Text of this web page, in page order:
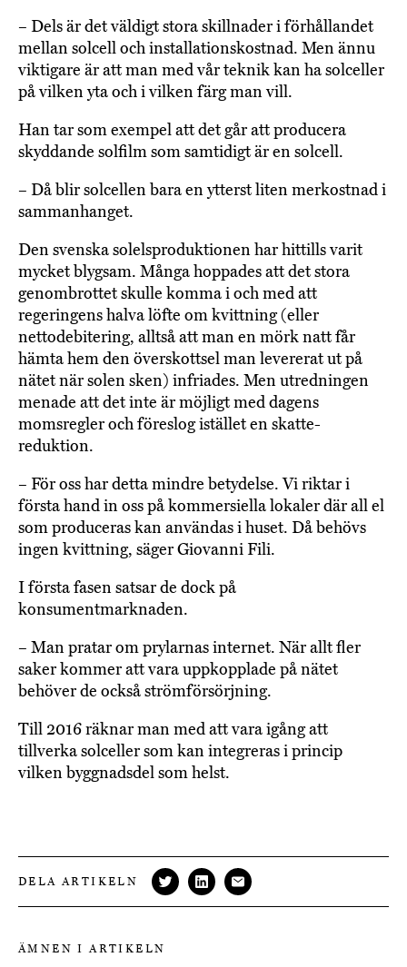
– Dels är det väldigt stora skillnader i förhållandet
mellan solcell och installationskostnad. Men ännu
viktigare är att man med vår teknik kan ha solceller
på vilken yta och i vilken färg man vill.
Han tar som exempel att det går att producera
skyddande solfilm som samtidigt är en solcell.
– Då blir solcellen bara en ytterst liten merkostnad i
sammanhanget.
Den svenska solelsproduktionen har hittills varit
mycket blygsam. Många hoppades att det stora
genombrottet skulle komma i och med att
regeringens halva löfte om kvittning (eller
nettodebitering, alltså att man en mörk natt får
hämta hem den överskottsel man levererat ut på
nätet när solen sken) infriades. Men utredningen
menade att det inte är möjligt med dagens
momsregler och föreslog istället en skatte-
reduktion.
– För oss har detta mindre betydelse. Vi riktar i
första hand in oss på kommersiella lokaler där all el
som produceras kan användas i huset. Då behövs
ingen kvittning, säger Giovanni Fili.
I första fasen satsar de dock på
konsumentmarknaden.
– Man pratar om prylarnas internet. När allt fler
saker kommer att vara uppkopplade på nätet
behöver de också strömförsörjning.
Till 2016 räknar man med att vara igång att
tillverka solceller som kan integreras i princip
vilken byggnadsdel som helst.
DELA ARTIKELN
ÄMNEN I ARTIKELN